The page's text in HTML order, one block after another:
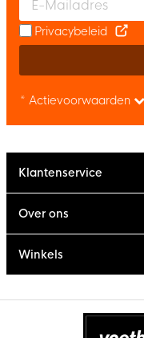
Privacybeleid
* Actievoorwaarden
Klantenservice
Over ons
Winkels